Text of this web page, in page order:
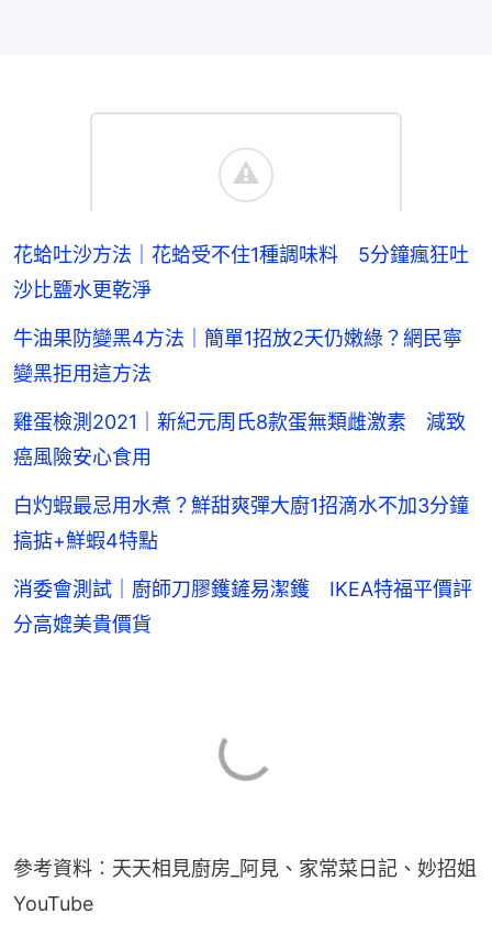
花蛤吐沙方法｜花蛤受不住1種調味料 5分鐘瘋狂吐
沙比鹽水更乾淨
牛油果防變黑4方法｜簡單1招放2天仍嫩綠？網民寧
變黑拒用這方法
雞蛋檢測2021｜新紀元周氏8款蛋無類雌激素 減致
癌風險安心食用
白灼蝦最忌用水煮？鮮甜爽彈大廚1招滴水不加3分鐘
搞掂+鮮蝦4特點
消委會測試｜廚師刀膠鑊鏟易潔鑊 IKEA特福平價評
分高媲美貴價貨
參考資料︰天天相見廚房_阿見、家常菜日記、妙招姐
YouTube